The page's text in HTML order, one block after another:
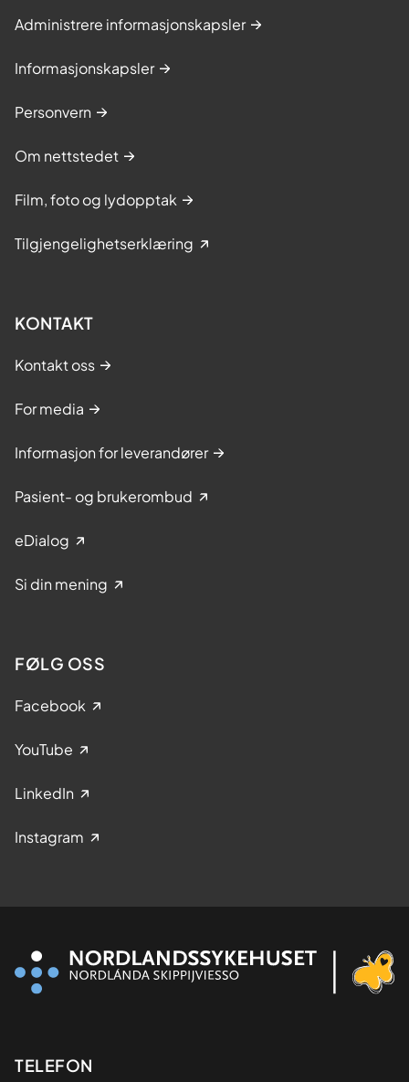
Administrere informasjonskapsler
Informasjonskapsler
Personvern
Om nettstedet
Film, foto og lydopptak
Tilgjengelighetserklæring
KONTAKT
Kontakt oss
For media
Informasjon for leverandører
Pasient- og brukerombud
eDialog
Si din mening
FØLG OSS
Facebook
YouTube
LinkedIn
Instagram
Kontaktinformasjon
TELEFON